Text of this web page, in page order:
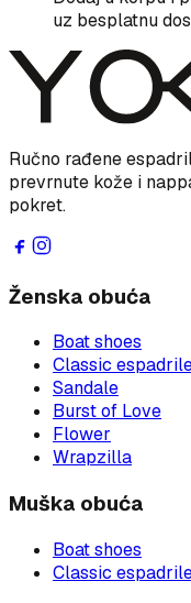
uz besplatnu
Ručno rađene
prevrnute kože i
pokret.
Ženska obuća
Boat shoes
Classic
Sandale
Burst of Love
Flower
Wrapzilla
Muška obuća
Boat shoes
Classic